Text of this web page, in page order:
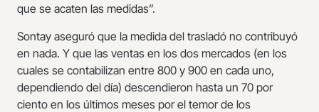
que se acaten las medidas”.
Sontay aseguró que la medida del trasladó no contribuyó
en nada. Y que las ventas en los dos mercados (en los
cuales se contabilizan entre 800 y 900 en cada uno,
dependiendo del día) descendieron hasta un 70 por
ciento en los últimos meses por el temor de los